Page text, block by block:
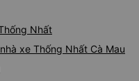
Nhất
xe Thống Nhất Cà Mau